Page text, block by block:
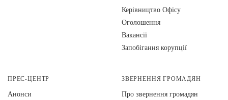
Керівництво Офісу
Оголошення
Вакансії
Запобігання корупції
ПРЕС-ЦЕНТР
Анонси
ЗВЕРНЕННЯ ГРОМАДЯН
Про звернення громадян